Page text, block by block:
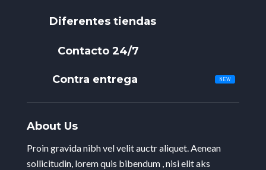
Diferentes tiendas
Contacto 24/7
Contra entrega
About Us
Proin gravida nibh vel velit auctr aliquet. Aenean
sollicitudin, lorem quis bibendum , nisi elit aks